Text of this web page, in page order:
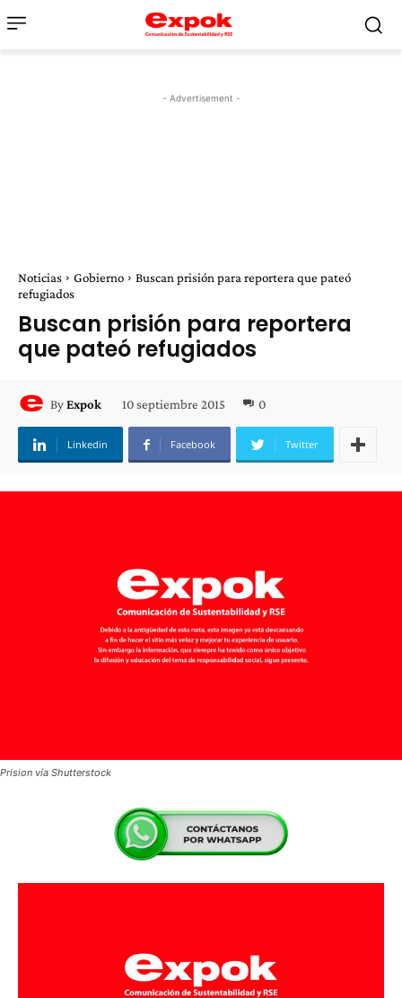
- Advertisement -
Noticias Gobierno
Buscan prisión para reportera que pateó
refugiados
Buscan prisión para reportera
que pateó refugiados
ByExpok 10 septiembre 2015 0
Linkedin Facebook Twitter
Prision vía Shutterstock